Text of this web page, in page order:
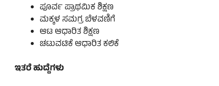
ಪೂರ್ವ ಪ್ರಾಥಮಿಕ ಶಿಕ್ಷಣ
ಮಕ್ಕಳ ಸಮಗ್ರ ಬೆಳವಣಿಗೆ
ಆಟ ಆಧಾರಿತ ಶಿಕ್ಷಣ
ಚಟುವಟಿಕೆ ಆಧಾರಿತ ಕಲಿಕೆ
ಇತರೆ ಹುದ್ದೆಗಳು